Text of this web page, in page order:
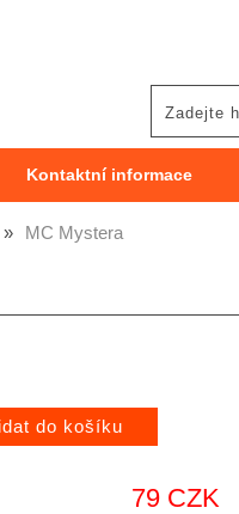
Kontaktní informace
MC Mystera
79 CZK